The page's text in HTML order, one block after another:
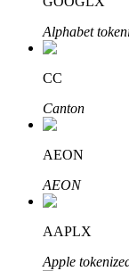
Pelajari
Bitrue
AI
Mitra Bitrue
Alphabet
CC
Canton
AEON
AEON
AAPLX
Apple